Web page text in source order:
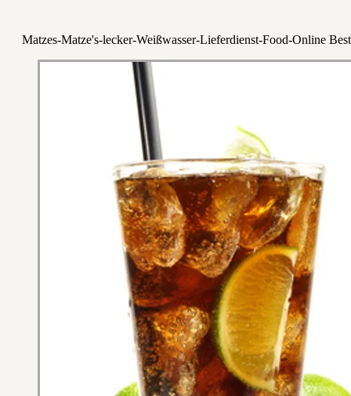
Matzes-Matze's-lecker-Weißwasser-Lieferdienst-Food-Online